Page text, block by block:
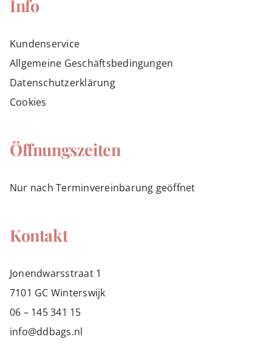
Info
Kundenservice
Allgemeine Geschäftsbedingungen
Datenschutzerklärung
Cookies
Öffnungszeiten
Nur nach Terminvereinbarung geöffnet
Kontakt
Jonendwarsstraat 1
7101 GC Winterswijk
06 – 145 341 15
info@ddbags.nl